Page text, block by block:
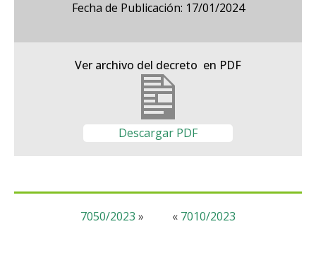
Fecha de Publicación: 17/01/2024
Ver archivo del decreto en PDF
Descargar PDF
« 7010/2023
7050/2023 »